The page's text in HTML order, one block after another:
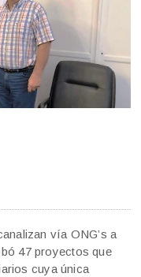
vía ONG’s a
47 proyectos que
cuya única